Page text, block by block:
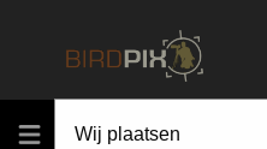
MENU
Wij plaatsen